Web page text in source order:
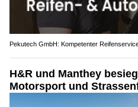
Pekutech GmbH: Kompetenter
H&R und Manthey
Motorsport und